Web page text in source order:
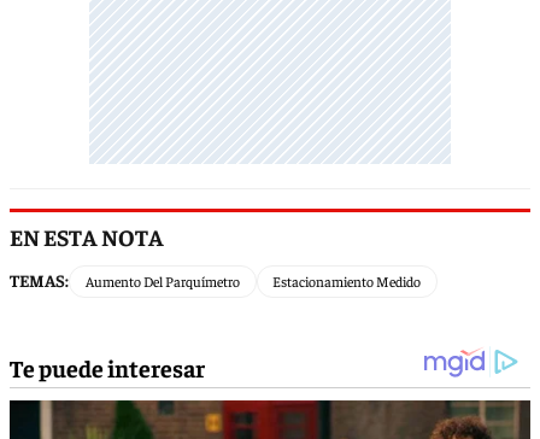
EN ESTA NOTA
TEMAS: Aumento Del Parquímetro Estacionamiento Medido